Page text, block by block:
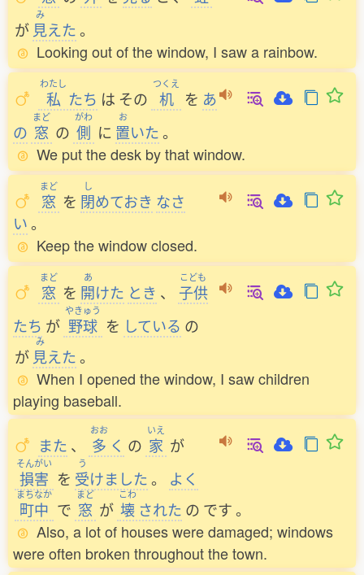
が
み
見えた。
Looking out of the window, I saw a rainbow.
わたし
私 たち は その
つくえ
机 を あ
の
まど
窓 の
がわ
側 に
お
置いた。
We put the desk by that window.
まど
窓 を
し
閉めておき なさ
い。
Keep the window closed.
まど
窓 を
あ
開けた とき 、
こども
子供
たち が
やきゅう
野球 を している の
が
み
見えた。
When I opened the window, I saw children
playing baseball.
また 、
おお
多 く の
いえ
家 が
そんがい
損害 を
う
受けました。 よく
まちなか
町中 で
まど
窓 が
こわ
壊 された の です。
Also, a lot of houses were damaged; windows
were often broken throughout the town.